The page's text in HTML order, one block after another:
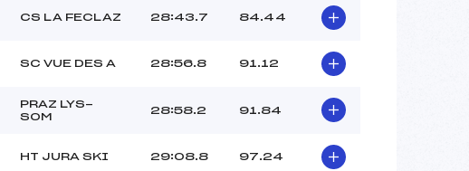
CS LA FECLAZ 28:43.7 84.44
SC VUE DES A 28:56.8 91.12
PRAZ LYS-
SOM
28:58.2 91.84
HT JURA SKI 29:08.8 97.24